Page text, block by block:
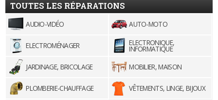
TOUTES LES RÉPARATIONS
AUDIO-VIDÉO AUTO-MOTO
ELECTROMÉNAGER ELECTRONIQUE,
INFORMATIQUE
JARDINAGE, BRICOLAGE
MOBILIER, MAISON
PLOMBERIE-CHAUFFAGE VÊTEMENTS, LINGE, BIJOUX